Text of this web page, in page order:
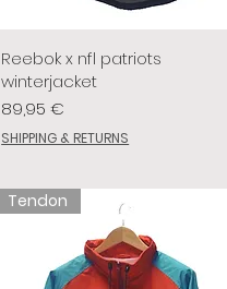
Reebok x nfl patriots
winterjacket
Prix
89,95 €
SHIPPING & RETURNS
Tendon